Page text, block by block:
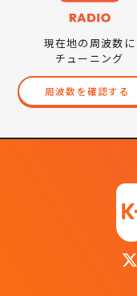
現在地の周波数に
チューニング
周波数を確認する